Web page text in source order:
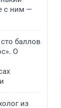
с ним —
баллов
О
из